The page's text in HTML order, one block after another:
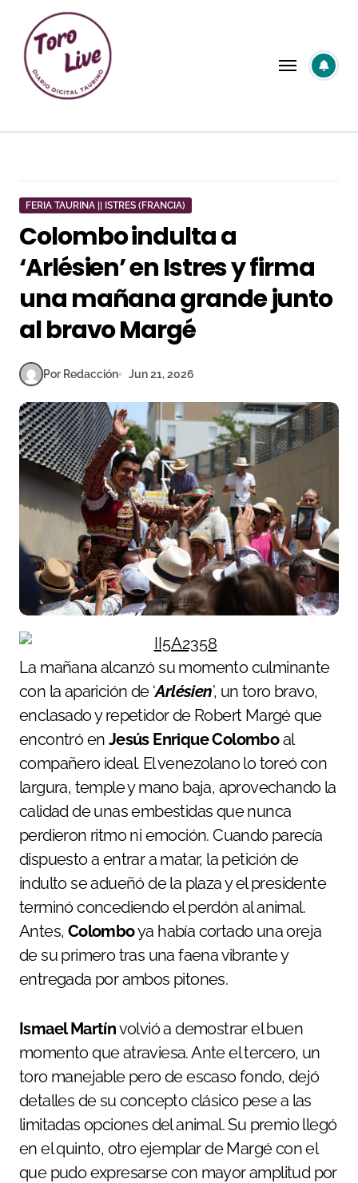
contenido
FERIA TAURINA || ISTRES (FRANCIA)
Colombo indulta a
‘Arlésien’ en Istres y firma
una mañana grande junto
al bravo Margé
Por Redacción Jun 21, 2026
La mañana alcanzó su momento culminante
con la aparición de ‘Arlésien’, un toro bravo,
enclasado y repetidor de Robert Margé que
encontró en Jesús Enrique Colomboal
compañero ideal. El venezolano lo toreó con
largura, temple y mano baja, aprovechando la
calidad de unas embestidas que nunca
perdieron ritmo ni emoción. Cuando parecía
dispuesto a entrar a matar, la petición de
indulto se adueñó de la plaza y el presidente
terminó concediendo el perdón al animal.
Antes, Colomboya había cortado una oreja
de su primero tras una faena vibrante y
entregada por ambos pitones.
Ismael Martínvolvió a demostrar el buen
momento que atraviesa. Ante el tercero, un
toro manejable pero de escaso fondo, dejó
detalles de su concepto clásico pese a las
limitadas opciones del animal. Su premio llegó
en el quinto, otro ejemplar de Margé con el
que pudo expresarse con mayor amplitud por